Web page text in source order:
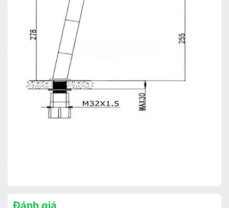
MIỄN PHÍ THIẾT KẾ 3D, ĐO ĐẠC
Đánh giá